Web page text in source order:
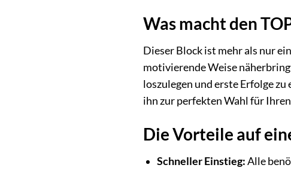
Was macht den
Dieser Block ist mehr als nur
motivierende Weise
loszulegen und erste Erfolge
ihn zur perfekten Wahl für
Die Vorteile auf
Schneller Einstieg:Alle